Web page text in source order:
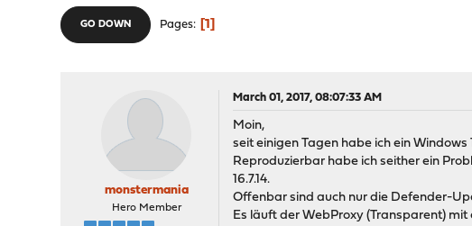
GO DOWN Pages 1
monstermania
Hero Member
March 01, 2017, 08:07:33 AM
Moin,
seit einigen Tagen habe ich ein Windows
Reproduzierbar habe ich seither ein
16.7.14.
Offenbar sind auch nur die Defender-
Es läuft der WebProxy (Transparent)